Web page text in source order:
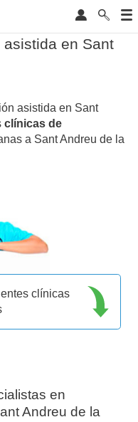
en Sant
asistida en Sant
clínicas de
a Sant Andreu de la
clínicas
en
Andreu de la